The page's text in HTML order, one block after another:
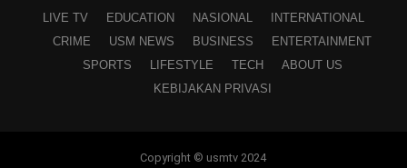
LIVE TV EDUCATION NASIONAL
INTERNATIONAL
CRIME
USM NEWS BUSINESS
ENTERTAINMENT
SPORTS
LIFESTYLE TECH
ABOUT US
KEBIJAKAN PRIVASI
Copyright © usmtv 2024